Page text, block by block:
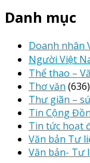
Danh mục
Doanh nhân
Người Việt
Thể thao –
Thơ văn (636)
Thư giãn –
Tin Cộng
Tin tức hoạt
Văn bản Tư
Văn bản- Tư